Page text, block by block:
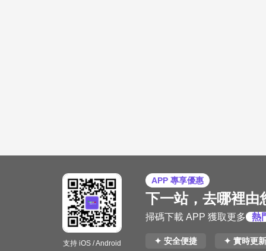
支持 iOS / Android
APP 專享優惠
下一站，去哪裡由
掃碼下載 APP 獲取更多 熱
✦ 安全便捷 ✦ 實時更新